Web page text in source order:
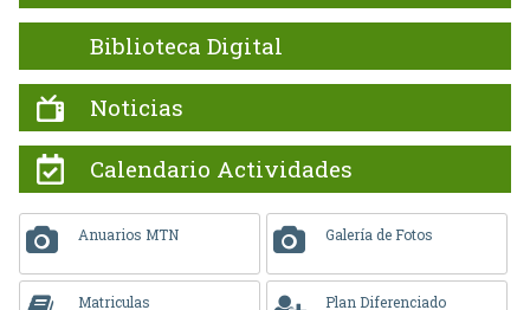
Biblioteca Digital
Noticias
Calendario Actividades
Anuarios MTN Galería de Fotos
Matriculas Plan Diferenciado